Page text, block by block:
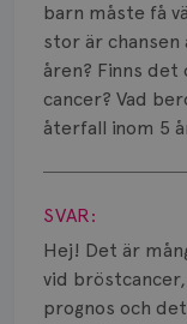
barn måste få
stor är chansen
åren? Finns det
cancer? Vad
återfall inom 5
Visa svar
SVAR:
Hej! Det är
vid
prognos och
Spridd
Strålning
Vätska